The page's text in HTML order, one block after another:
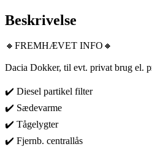
Beskrivelse
🔸FREMHÆVET INFO🔸
Dacia Dokker, til evt. privat brug el.
✔️ Diesel partikel filter
✔️ Sædevarme
✔️ Tågelygter
✔️ Fjernb. centrallås